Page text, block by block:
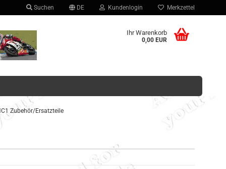
Suchen DE Kundenlogin
erstellen
Merkzettel
Ihr Warenkorb
0,00 EUR
Zubehör/Ersatzteile